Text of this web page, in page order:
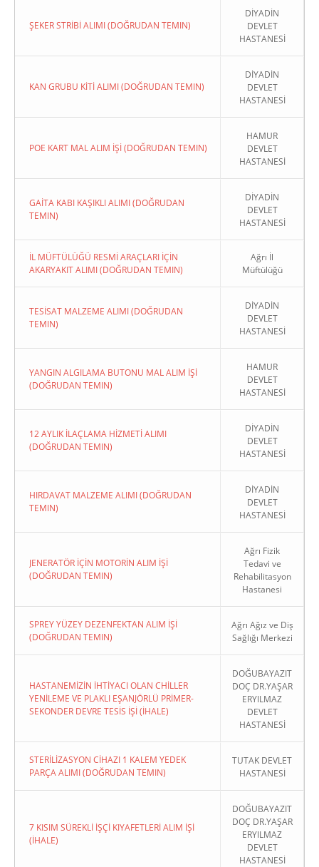
ŞEKER STRİBİ ALIMI (DOĞRUDAN TEMIN)
DİYADİN
DEVLET
HASTANESİ
KAN GRUBU KİTİ ALIMI (DOĞRUDAN TEMIN)
DİYADİN
DEVLET
HASTANESİ
POE KART MAL ALIM İŞİ (DOĞRUDAN TEMIN)
HAMUR
DEVLET
HASTANESİ
GAİTA KABI KAŞIKLI ALIMI (DOĞRUDAN
TEMIN)
DİYADİN
DEVLET
HASTANESİ
İL MÜFTÜLÜĞÜ RESMİ ARAÇLARI İÇİN
AKARYAKIT ALIMI (DOĞRUDAN TEMIN)
Ağrı İl
Müftülüğü
TESİSAT MALZEME ALIMI (DOĞRUDAN
TEMIN)
DİYADİN
DEVLET
HASTANESİ
YANGIN ALGILAMA BUTONU MAL ALIM İŞİ
(DOĞRUDAN TEMIN)
HAMUR
DEVLET
HASTANESİ
12 AYLIK İLAÇLAMA HİZMETİ ALIMI
(DOĞRUDAN TEMIN)
DİYADİN
DEVLET
HASTANESİ
HIRDAVAT MALZEME ALIMI (DOĞRUDAN
TEMIN)
DİYADİN
DEVLET
HASTANESİ
JENERATÖR İÇİN MOTORİN ALIM İŞİ
(DOĞRUDAN TEMIN)
Ağrı Fizik
Tedavi ve
Rehabilitasyon
Hastanesi
SPREY YÜZEY DEZENFEKTAN ALIM İŞİ
(DOĞRUDAN TEMIN)
Ağrı Ağız ve Diş
Sağlığı Merkezi
HASTANEMİZİN İHTİYACI OLAN CHİLLER
YENİLEME VE PLAKLI EŞANJÖRLÜ PRİMER-
SEKONDER DEVRE TESİS İŞİ (İHALE)
DOĞUBAYAZIT
DOÇ DR.YAŞAR
ERYILMAZ
DEVLET
HASTANESİ
STERİLİZASYON CİHAZI 1 KALEM YEDEK
PARÇA ALIMI (DOĞRUDAN TEMIN)
TUTAK DEVLET
HASTANESİ
7 KISIM SÜREKLİ İŞÇİ KIYAFETLERİ ALIM İŞİ
(İHALE)
DOĞUBAYAZIT
DOÇ DR.YAŞAR
ERYILMAZ
DEVLET
HASTANESİ